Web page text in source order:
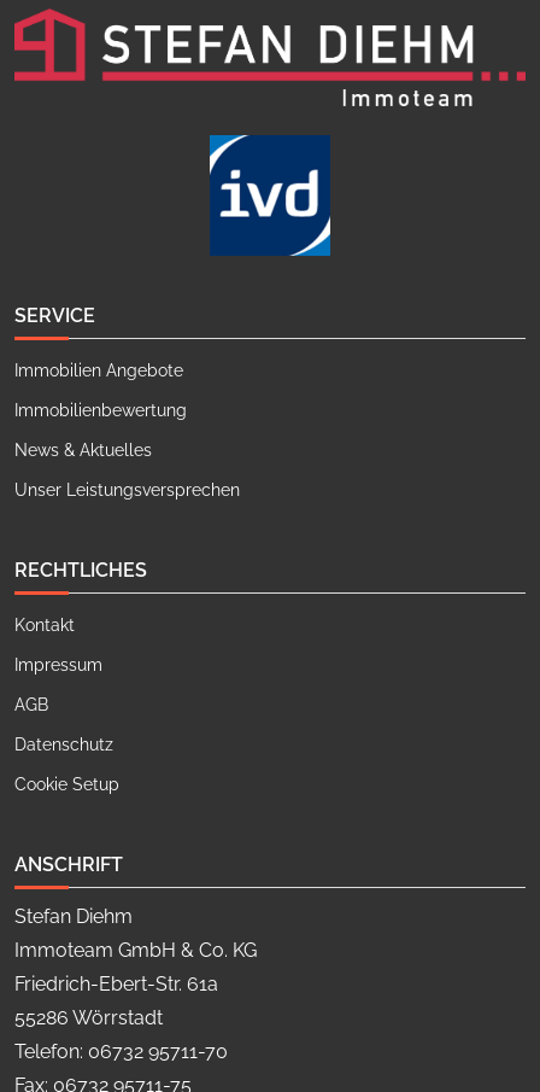
SERVICE
Immobilien Angebote
Immobilienbewertung
News & Aktuelles
Unser Leistungsversprechen
RECHTLICHES
Kontakt
Impressum
AGB
Datenschutz
Cookie Setup
ANSCHRIFT
Stefan Diehm
Immoteam GmbH & Co. KG
Friedrich-Ebert-Str. 61a
55286 Wörrstadt
Telefon: 06732 95711-70
Fax: 06732 95711-75